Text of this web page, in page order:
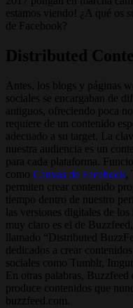
estamos viendo! ¿A qué os
de Facebook?
Distributed
Antes, los blogs y páginas
sociales se encargaban de
antiguos, ofreciendo poca
requiere de un contenido
adecuado a su target. La
nuestra audiencia es un
para cada plataforma.
como Canvas de Facebook
permiten crear contenido
tiempo dentro de nuestro
las versiones digitales de
muy claro es el de
llamado “Distributed
dedicados a crear
sociales como Tumblr,
En otras palabras,
produce contenidos que
buzzfeed.com.